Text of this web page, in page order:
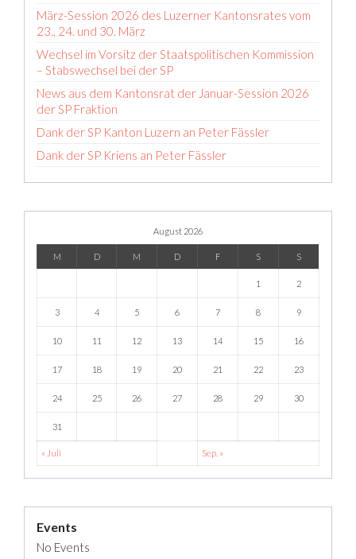
März-Session 2026 des Luzerner Kantonsrates vom
23., 24. und 30. März
Wechsel im Vorsitz der Staatspolitischen Kommission
– Stabswechsel bei der SP
News aus dem Kantonsrat der Januar-Session 2026
der SP Fraktion
Dank der SP Kanton Luzern an Peter Fässler
Dank der SP Kriens an Peter Fässler
August 2026
M D M D F S S
1 2
3 4 5 6 7 8 9
10 11 12 13 14 15 16
17 18 19 20 21 22 23
24 25 26 27 28 29 30
31
« Juli Sep. »
Events
No Events